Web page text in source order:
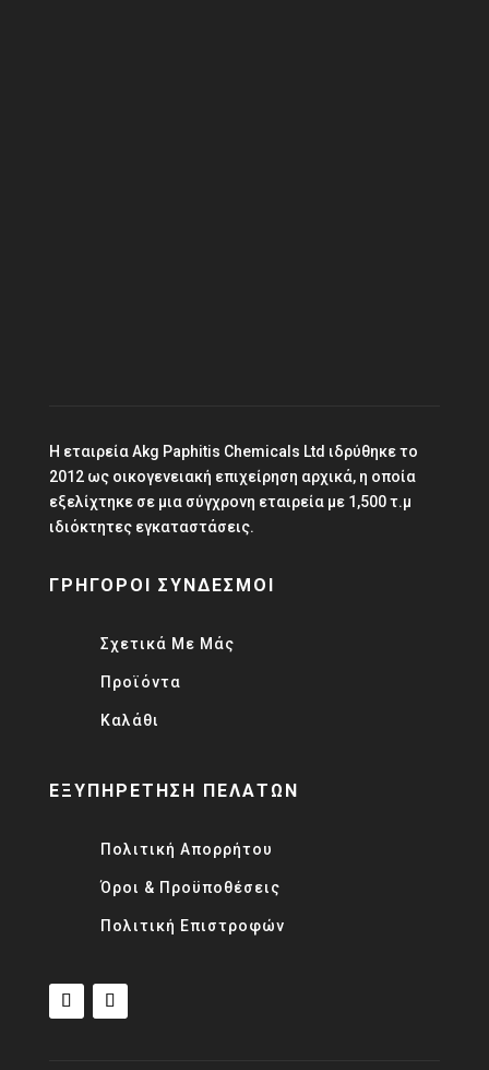
Η εταιρεία Akg Paphitis Chemicals Ltd ιδρύθηκε το
2012 ως οικογενειακή επιχείρηση αρχικά, η οποία
εξελίχτηκε σε μια σύγχρονη εταιρεία με 1,500 τ.μ
ιδιόκτητες εγκαταστάσεις.
ΓΡΗΓΟΡΟΙ ΣΥΝΔΕΣΜΟΙ
Σχετικά Με Μάς
Προϊόντα
Καλάθι
ΕΞΥΠΗΡΕΤΗΣΗ ΠΕΛΑΤΩΝ
Πολιτική Απορρήτου
Όροι & Προϋποθέσεις
Πολιτική Επιστροφών